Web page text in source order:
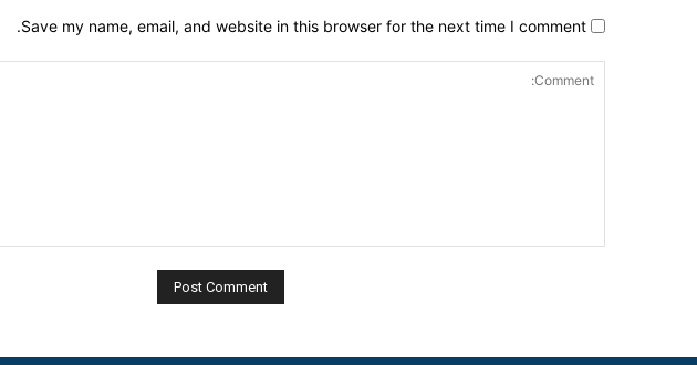
Save my name, email, and website in this browser for the next time I comment.